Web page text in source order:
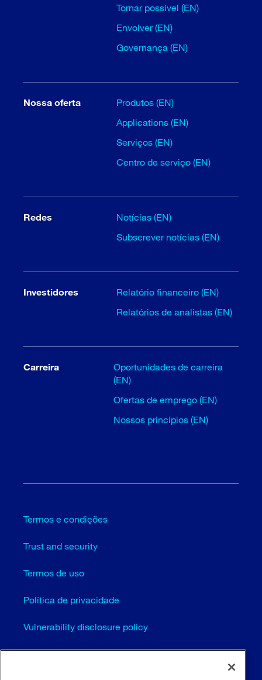
Tornar possível (EN)
Envolver (EN)
Governança (EN)
Nossa oferta
Produtos (EN)
Applications (EN)
Serviços (EN)
Centro de serviço (EN)
Redes
Notícias (EN)
Subscrever notícias (EN)
Investidores
Relatório financeiro (EN)
Relatórios de analistas (EN)
Carreira
Oportunidades de carreira
(EN)
Ofertas de emprego (EN)
Nossos princípios (EN)
Termos e condições
Trust and security
Termos de uso
Política de privacidade
Vulnerability disclosure policy
Configurações de cookies (EN)